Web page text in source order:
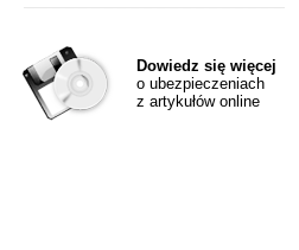
Dowiedz się więcej
o ubezpieczeniach
z artykułów online